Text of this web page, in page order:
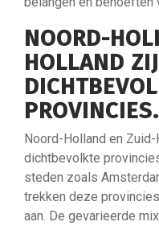
NOORD-
HOLLAND
PROVINCIES.
Noord-Holland en
dichtbevolkte
steden zoals
trekken deze
aan. De gevarieerde